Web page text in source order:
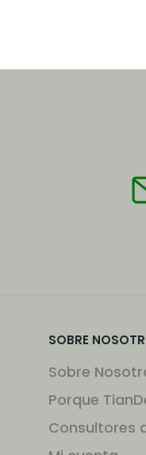
SOBRE
Sobre
Porque
Consultores